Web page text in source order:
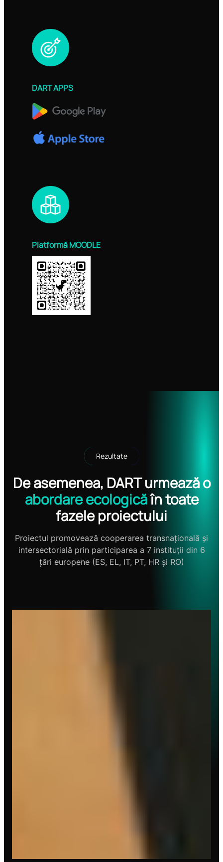
DART APPS
PlatformăMOODLE
Rezultate
De asemenea, DART urmează o
abordare ecologicăîn toate
fazele proiectului
Proiectul promovează cooperarea transnațională și
intersectorială prin participarea a 7 instituții din 6
țări europene (ES, EL, IT, PT, HR și RO)